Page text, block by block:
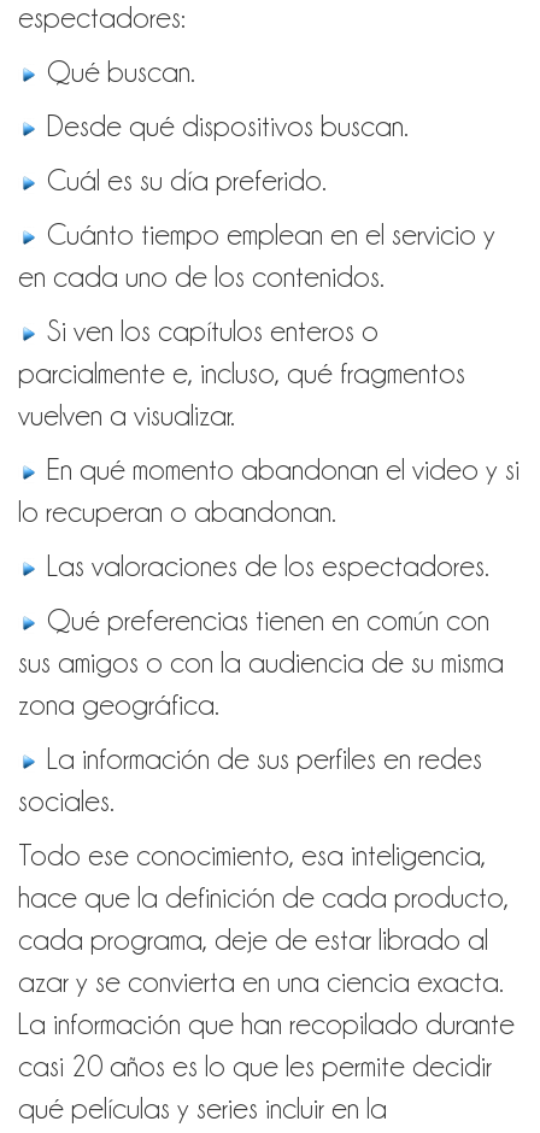
espectadores:
Qué buscan.
Desde qué dispositivos buscan.
Cuál es su día preferido.
Cuánto tiempo emplean en el servicio y
en cada uno de los contenidos.
Si ven los capítulos enteros o
parcialmente e, incluso, qué fragmentos
vuelven a visualizar.
En qué momento abandonan el video y si
lo recuperan o abandonan.
Las valoraciones de los espectadores.
Qué preferencias tienen en común con
sus amigos o con la audiencia de su misma
zona geográfica.
La información de sus perfiles en redes
sociales.
Todo ese conocimiento, esa inteligencia,
hace que la definición de cada producto,
cada programa, deje de estar librado al
azar y se convierta en una ciencia exacta.
La información que han recopilado durante
casi 20 años es lo que les permite decidir
qué películas y series incluir en la